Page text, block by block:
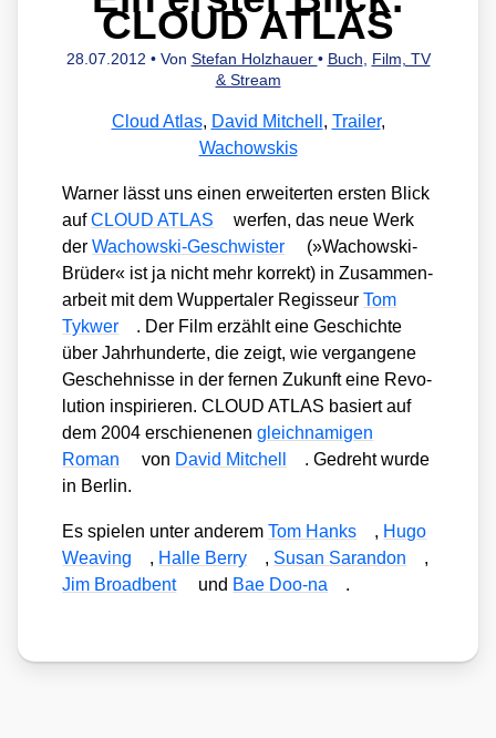
CLOUD ATLAS
28.07.2012 • Von Stefan Holzhauer • Buch, Film, TV
& Stream
Cloud Atlas, David Mitchell , Trailer,
Wachowskis
War­ner lässt uns einen erwei­ter­ten ers­ten Blick
aufCLOUD ATLAS
wer­fen, das neue Werk
derWachow­ski-Geschwis­ter
(»Wachow­ski-
Brü­der« ist ja nicht mehr kor­rekt) in Zusam­men­
ar­beit mit dem Wup­per­ta­ler Regis­seurTom
Tykwer
. Der Film erzählt eine Geschich­te
über Jahr­hun­der­te, die zeigt, wie ver­gan­ge­ne
Gescheh­nis­se in der fer­nen Zukunft eine Revo­
lu­ti­on inspi­rie­ren. CLOUD ATLAS basiert auf
dem 2004 erschie­ne­nengleich­na­mi­gen
Roman
von David Mit­chell
. Gedreht wur­de
in Ber­lin.
Es spie­len unter ande­remTom Hanks , Hugo
Wea­ving
, Hal­le Ber­ry , Sus­an Saran­don
,
Jim Broad­bent
und Bae Doo-na .